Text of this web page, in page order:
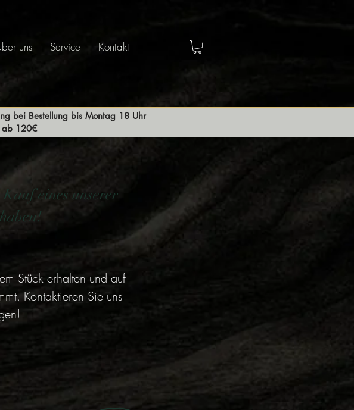
uns Service Kontakt
bei Bestellung bis Montag 18 Uhr
ab 120€
eines unserer
Stück erhalten und auf
Kontaktieren Sie uns